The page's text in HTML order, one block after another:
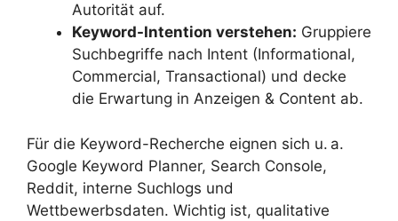
Autorität auf.
Keyword-Intention verstehen: Gruppiere
Suchbegriffe nach Intent (Informational,
Commercial, Transactional) und decke
die Erwartung in Anzeigen & Content ab.
Für die Keyword-Recherche eignen sich u. a.
Google Keyword Planner, Search Console,
Reddit, interne Suchlogs und
Wettbewerbsdaten. Wichtig ist, qualitative